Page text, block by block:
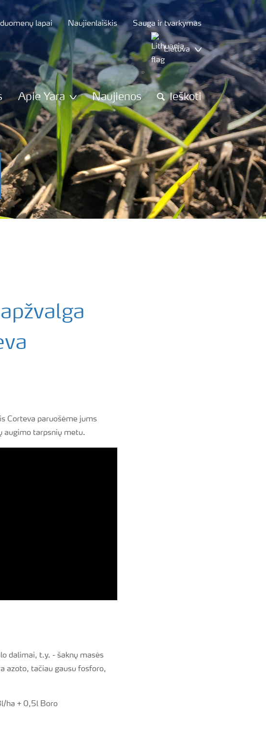
lapai Naujienlaiškis Sauga ir tvarkymas
Lietuva
Apie Yara Naujienos Ieškoti
Corteva paruošėme jums
augimo tarpsnių metu.
dalimai, t.y. - šaknų masės
azoto, tačiau gausu fosforo,
ha + 0,5l Boro